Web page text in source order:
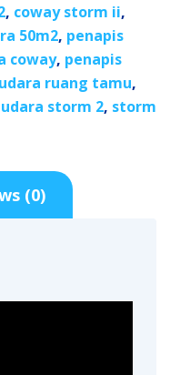
, coway storm ii,
50m2, penapis
coway, penapis
ruang tamu,
storm 2, storm
(0)